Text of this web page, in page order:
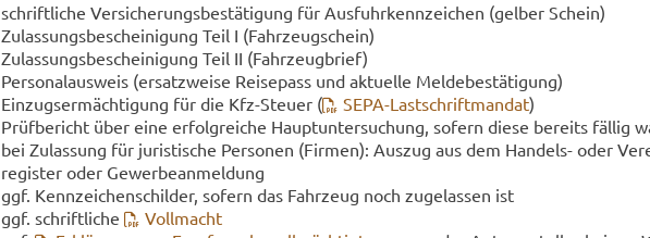
schrift­li­che Ver­si­che­rungs­be­stä­ti­gung für Aus­fuhr­kenn­zei­chen (gel­ber Schein)
Zu­las­sungs­be­schei­ni­gung Teil I (Fahr­zeug­schein)
Zu­las­sungs­be­schei­ni­gung Teil II (Fahr­zeug­brief)
Per­so­nal­aus­weis (er­satz­wei­se Rei­se­pass und ak­tu­el­le Mel­de­be­stä­ti­gung)
Ein­zugs­er­mäch­ti­gung für die Kfz-​Steuer (
SEPA-​Lastschriftmandat)
Prüf­be­richt über eine er­folg­rei­che Haupt­un­ter­su­chung, so­fern diese be­reits fäl­lig
bei Zu­las­sung für ju­ris­ti­sche Per­so­nen (Fir­men): Aus­zug aus dem Handels-​ oder
re­gis­ter oder Ge­wer­be­an­mel­dung
ggf. Kenn­zei­chen­schil­der, so­fern das Fahr­zeug noch zu­ge­las­sen ist
ggf. schrift­li­che
Voll­macht